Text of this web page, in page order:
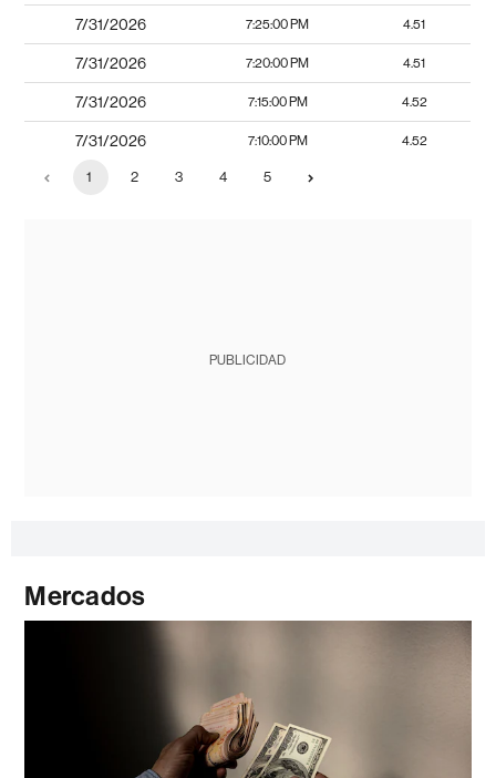
7/31/2026 7:25:00 PM 4.51
7/31/2026 7:20:00 PM 4.51
7/31/2026 7:15:00 PM 4.52
7/31/2026 7:10:00 PM 4.52
1 2 3 4 5
PUBLICIDAD
Mercados